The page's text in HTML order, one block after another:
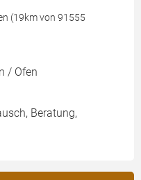
(19km von 91555
/ Ofen
Beratung,